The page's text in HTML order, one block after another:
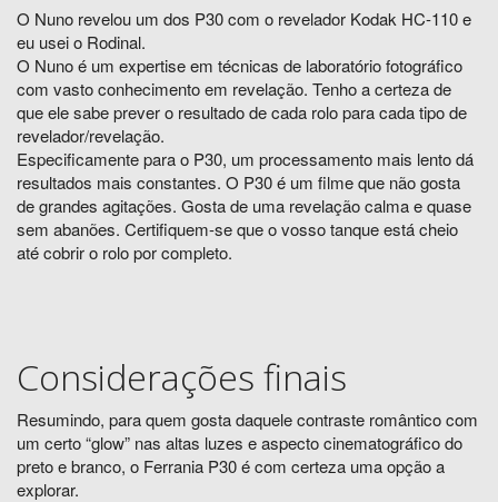
O Nuno revelou um dos P30 com o revelador Kodak HC-110 e
eu usei o Rodinal.
O Nuno é um expertise em técnicas de laboratório fotográfico
com vasto conhecimento em revelação. Tenho a certeza de
que ele sabe prever o resultado de cada rolo para cada tipo de
revelador/revelação.
Especificamente para o P30, um processamento mais lento dá
resultados mais constantes. O P30 é um filme que não gosta
de grandes agitações. Gosta de uma revelação calma e quase
sem abanões. Certifiquem-se que o vosso tanque está cheio
até cobrir o rolo por completo.
Considerações finais
Resumindo, para quem gosta daquele contraste romântico com
um certo “glow” nas altas luzes e aspecto cinematográfico do
preto e branco, o Ferrania P30 é com certeza uma opção a
explorar.